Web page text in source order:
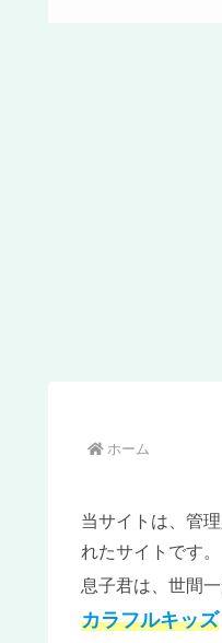
ホーム
当サイトは、管
れたサイトです。
息子君は、世間
カラフルキッズ